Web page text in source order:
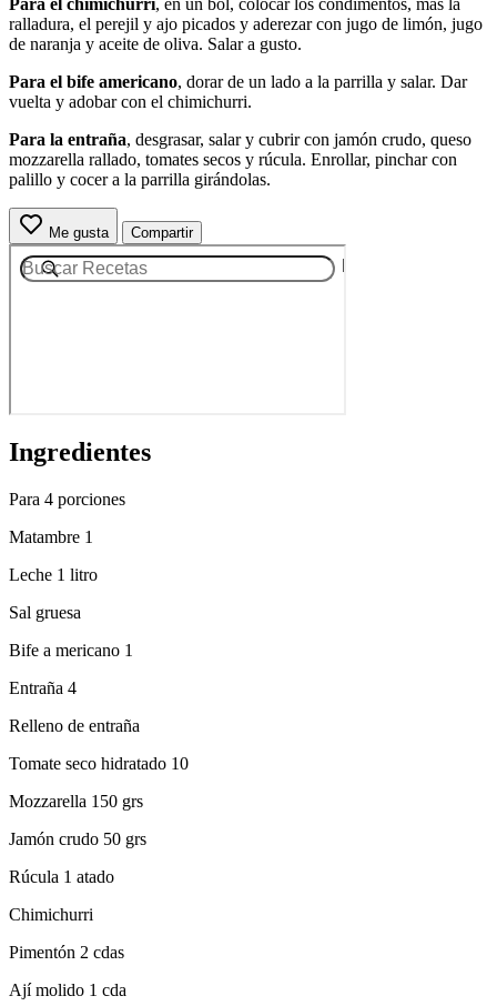
ralladura, el perejil y ajo picados y aderezar con jugo de limón, jugo
de naranja y aceite de oliva. Salar a gusto.
Para el bife americano, dorar de un lado a la parrilla y salar. Dar
vuelta y adobar con el chimichurri.
Para la entraña, desgrasar, salar y cubrir con jamón crudo, queso
mozzarella rallado, tomates secos y rúcula. Enrollar, pinchar con
palillo y cocer a la parrilla girándolas.
Me gusta Compartir
Ingredientes
Para 4 porciones
Matambre 1
Leche 1 litro
Sal gruesa
Bife a mericano 1
Entraña 4
Relleno de entraña
Tomate seco hidratado 10
Mozzarella 150 grs
Jamón crudo 50 grs
Rúcula 1 atado
Chimichurri
Pimentón 2 cdas
Ají molido 1 cda